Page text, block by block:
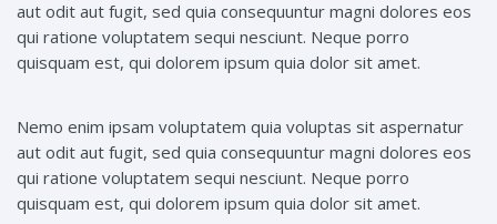
aut odit aut fugit, sed quia consequuntur magni dolores eos
qui ratione voluptatem sequi nesciunt. Neque porro
quisquam est, qui dolorem ipsum quia dolor sit amet.
Nemo enim ipsam voluptatem quia voluptas sit aspernatur
aut odit aut fugit, sed quia consequuntur magni dolores eos
qui ratione voluptatem sequi nesciunt. Neque porro
quisquam est, qui dolorem ipsum quia dolor sit amet.